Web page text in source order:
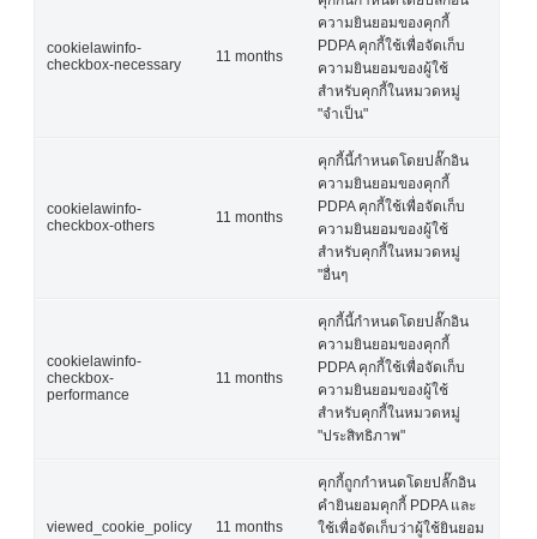
cookielawinfo-
checkbox-necessary
11 months
ความยินยอมของคุกกี้
PDPA คุกกี้ใช้เพื่อจัดเก็บ
ความยินยอมของผู้ใช้
สำหรับคุกกี้ในหมวดหมู่
"จำเป็น"
cookielawinfo-
checkbox-others
11 months
คุกกี้นี้กำหนดโดยปลั๊กอิน
ความยินยอมของคุกกี้
PDPA คุกกี้ใช้เพื่อจัดเก็บ
ความยินยอมของผู้ใช้
สำหรับคุกกี้ในหมวดหมู่
"อื่นๆ
cookielawinfo-
checkbox-
performance
11 months
คุกกี้นี้กำหนดโดยปลั๊กอิน
ความยินยอมของคุกกี้
PDPA คุกกี้ใช้เพื่อจัดเก็บ
ความยินยอมของผู้ใช้
สำหรับคุกกี้ในหมวดหมู่
"ประสิทธิภาพ"
viewed_cookie_policy 11 months
คุกกี้ถูกกำหนดโดยปลั๊กอิน
คำยินยอมคุกกี้ PDPA และ
ใช้เพื่อจัดเก็บว่าผู้ใช้ยินยอม